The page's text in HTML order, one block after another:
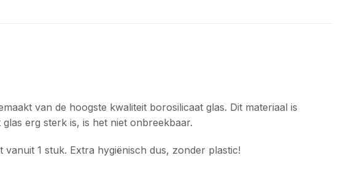
van de hoogste kwaliteit borosilicaat glas. Dit materiaal is
erg sterk is, is het niet onbreekbaar.
1 stuk. Extra hygiënisch dus, zonder plastic!